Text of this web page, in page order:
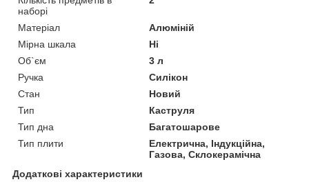
наборі
Матеріал
Алюміній
Мірна шкала
Ні
Об`єм
3 л
Ручка
Силікон
Стан
Новий
Тип
Каструля
Тип дна
Багатошарове
Тип плити
Електрична, Індукційна,
Газова, Склокерамічна
Додаткові характеристики